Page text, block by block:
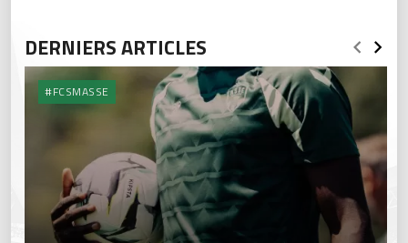
DERNIERS ARTICLES
#FCSMASSE